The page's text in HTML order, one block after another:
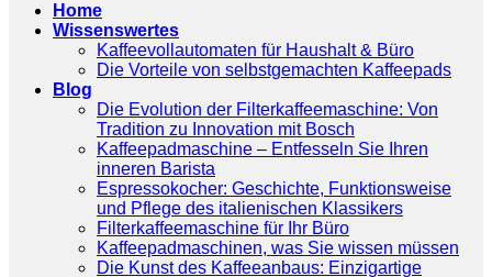
Home
Wissenswertes
Kaffeevollautomaten für Haushalt & Büro
Die Vorteile von selbstgemachten Kaffeepads
Blog
Die Evolution der Filterkaffeemaschine: Von
Tradition zu Innovation mit Bosch
Kaffeepadmaschine – Entfesseln Sie Ihren
inneren Barista
Espressokocher: Geschichte, Funktionsweise
und Pflege des italienischen Klassikers
Filterkaffeemaschine für Ihr Büro
Kaffeepadmaschinen, was Sie wissen müssen
Die Kunst des Kaffeeanbaus: Einzigartige